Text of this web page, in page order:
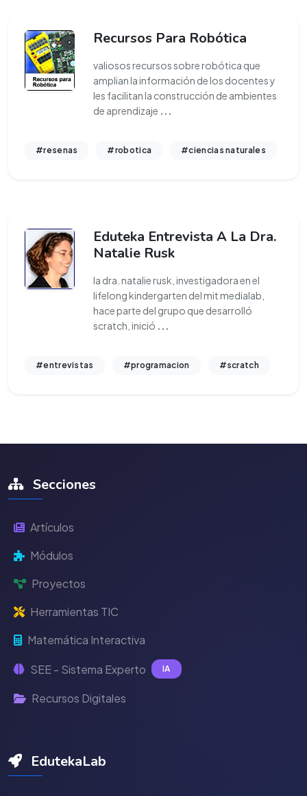
Recursos Para Robótica
valiosos recursos sobre robótica que
amplian la información de los docentes y
les facilitan la construcción de ambientes
de aprendizaje ...
#resenas #robotica #ciencias naturales
Eduteka Entrevista A La Dra.
Natalie Rusk
la dra. natalie rusk, investigadora en el
lifelong kindergarten del mit medialab,
hace parte del grupo que desarrolló
scratch, inició ...
#entrevistas #programacion #scratch
Secciones
Artículos
Módulos
Proyectos
Herramientas TIC
Matemática Interactiva
SEE - Sistema Experto IA
Recursos Digitales
EdutekaLab